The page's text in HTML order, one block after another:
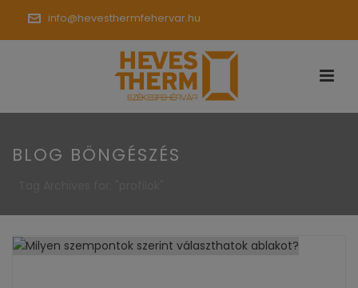
info@hevesthermfehervar.hu
BLOG BÖNGÉSZÉS